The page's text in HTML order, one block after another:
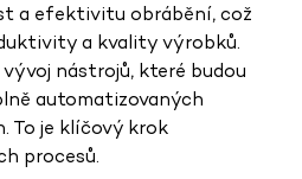
a efektivitu obrábění, což
a kvality výrobků.
nástrojů, které budou
automatizovaných
To je klíčový krok
procesů.